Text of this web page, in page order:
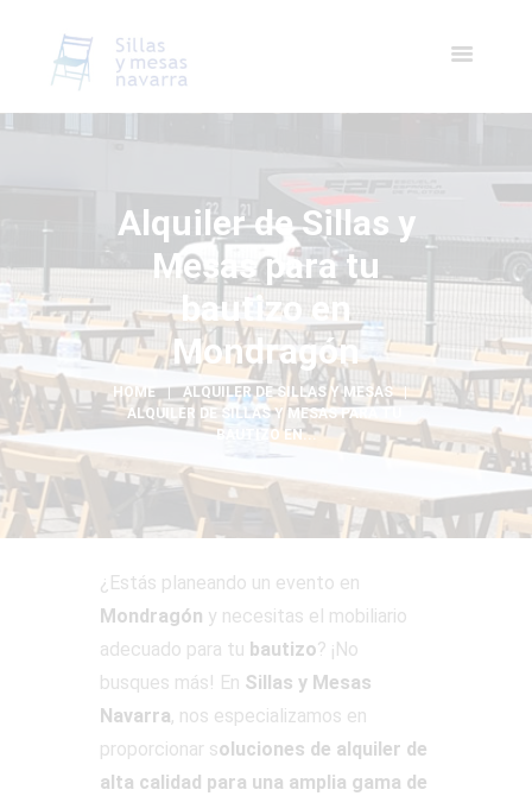
Alquiler de Sillas y
Mesas para tu
bautizo en
Mondragón
HOME
ALQUILER DE SILLAS Y MESAS
ALQUILER DE SILLAS Y MESAS PARA TU
BAUTIZO EN...
¿Estás planeando un evento en
Mondragón y necesitas el mobiliario
adecuado para tu bautizo? ¡No
busques más! En Sillas y Mesas
Navarra, nos especializamos en
proporcionar soluciones de alquiler de
alta calidad para una amplia gama de